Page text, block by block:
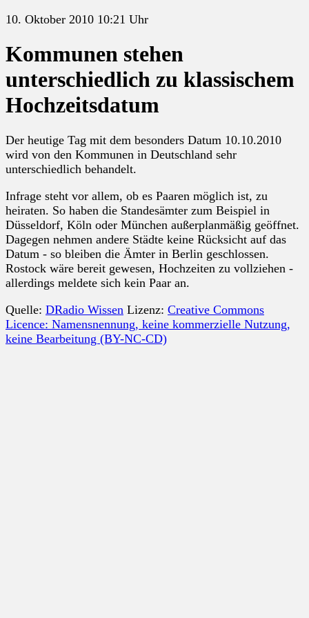
10. Oktober 2010 10:21 Uhr
Kommunen stehen
unterschiedlich zu klassischem
Hochzeitsdatum
Der heutige Tag mit dem besonders Datum 10.10.2010
wird von den Kommunen in Deutschland sehr
unterschiedlich behandelt.
Infrage steht vor allem, ob es Paaren möglich ist, zu
heiraten. So haben die Standesämter zum Beispiel in
Düsseldorf, Köln oder München außerplanmäßig geöffnet.
Dagegen nehmen andere Städte keine Rücksicht auf das
Datum - so bleiben die Ämter in Berlin geschlossen.
Rostock wäre bereit gewesen, Hochzeiten zu vollziehen -
allerdings meldete sich kein Paar an.
Quelle: DRadio Wissen Lizenz: Creative Commons
Licence: Namensnennung, keine kommerzielle Nutzung,
keine Bearbeitung (BY-NC-CD)